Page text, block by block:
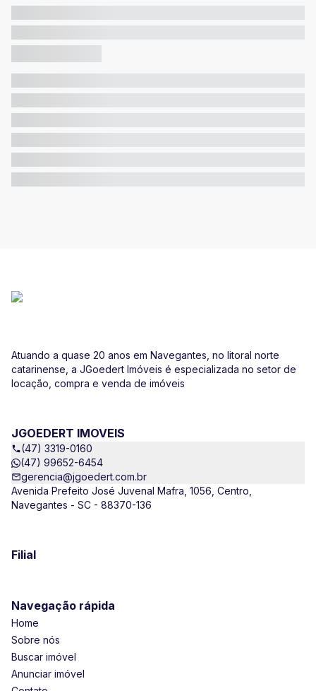
Atuando a quase 20 anos em Navegantes, no litoral norte
catarinense, a JGoedert Imóveis é especializada no setor de
locação, compra e venda de imóveis
JGOEDERT IMOVEIS
(47) 3319-0160
(47) 99652-6454
gerencia@jgoedert.com.br
Avenida Prefeito José Juvenal Mafra, 1056, Centro,
Navegantes - SC - 88370-136
Filial
Navegação rápida
Home
Sobre nós
Buscar imóvel
Anunciar imóvel